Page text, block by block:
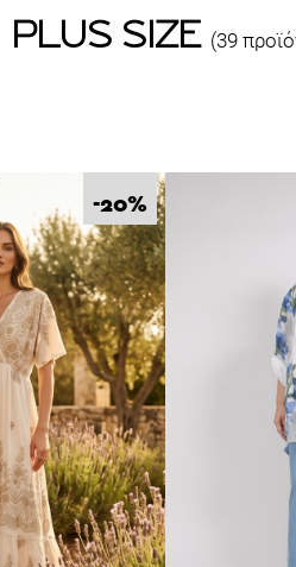
PLUS SIZE (39
-20%